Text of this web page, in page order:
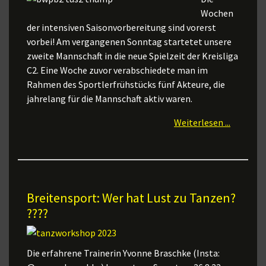
Wochen
der intensiven Saisonvorbereitung sind vorerst
vorbei! Am vergangenen Sonntag startetet unsere
zweite Mannschaft in die neue Spielzeit der Kreisliga
C2. Eine Woche zuvor verabschiedete man im
Rahmen des Sportlerfrühstücks fünf Akteure, die
jahrelang für die Mannschaft aktiv waren.
Weiterlesen ...
Breitensport: Wer hat Lust zu Tanzen?
????
Die erfahrene Trainerin Yvonne Braschke (Insta: